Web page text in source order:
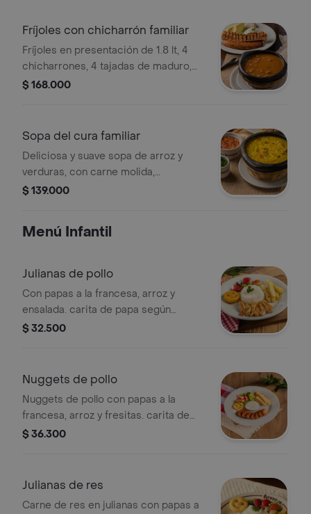
Fríjoles con chicharrón familiar
Fríjoles en presentación de 1.8 lt, 4
chicharrones, 4 tajadas de maduro,
arroz, 4 arepas y 1 aguacate. la
$ 168.000
Sopa del cura familiar
Deliciosa y suave sopa de arroz y
verduras, con carne molida,
maduritos, aguacate, arepa y viruta de
individual, y el familiar es para 4
$ 139.000
Menú Infantil
Julianas de pollo
Con papas a la francesa, arroz y
ensalada. carita de papa según
disponibilidad.
$ 32.500
Nuggets de pollo
Nuggets de pollo con papas a la
francesa, arroz y fresitas. carita de
papa según disponibilidad.
$ 36.300
Julianas de res
Carne de res en julianas con papas a